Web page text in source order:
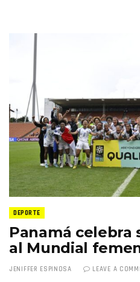
DEPORTE
Panamá celebra
al Mundial
JENIFFER ESPINOSA LEAVE A